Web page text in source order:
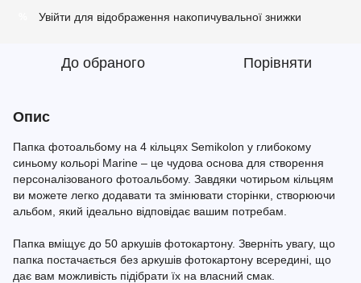
Увійти для відображення накопичувальної знижки
До обраного Порівняти
Опис
Папка фотоальбому на 4 кільцях Semikolon у глибокому
синьому кольорі Marine – це чудова основа для створення
персоналізованого фотоальбому. Завдяки чотирьом кільцям
ви можете легко додавати та змінювати сторінки, створюючи
альбом, який ідеально відповідає вашим потребам.
Папка вміщує до 50 аркушів фотокартону. Зверніть увагу, що
папка постачається без аркушів фотокартону всередині, що
дає вам можливість підібрати їх на власний смак.